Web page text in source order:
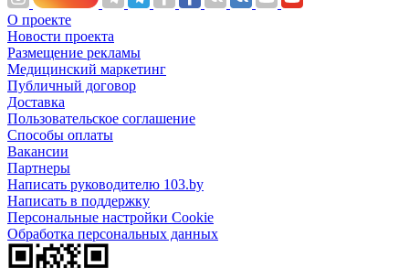
О проекте
Новости проекта
Размещение рекламы
Медицинский маркетинг
Публичный договор
Доставка
Пользовательское соглашение
Способы оплаты
Вакансии
Партнеры
Написать руководителю 103.by
Написать в поддержку
Персональные настройки Cookie
Обработка персональных данных